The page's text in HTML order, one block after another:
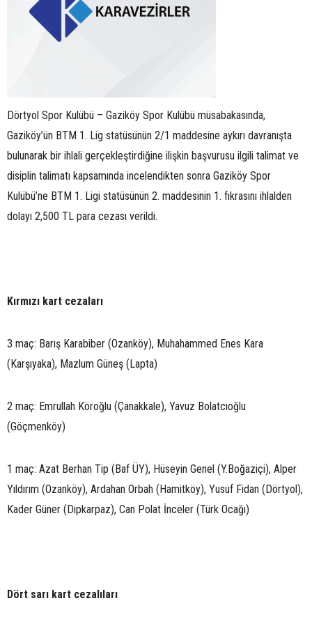
Dörtyol Spor Kulübü – Gaziköy Spor Kulübü müsabakasında,
Gaziköy’ün BTM 1. Lig statüsünün 2/1 maddesine aykırı davranışta
bulunarak bir ihlali gerçekleştirdiğine ilişkin başvurusu ilgili talimat ve
disiplin talimatı kapsamında incelendikten sonra Gaziköy Spor
Kulübü’ne BTM 1. Ligi statüsünün 2. maddesinin 1. fıkrasını ihlalden
dolayı 2,500 TL para cezası verildi.
Kırmızı kart cezaları
3 maç: Barış Karabiber (Ozanköy), Muhahammed Enes Kara
(Karşıyaka), Mazlum Güneş (Lapta)
2 maç: Emrullah Köroğlu (Çanakkale), Yavuz Bolatcıoğlu
(Göçmenköy)
1 maç: Azat Berhan Tip (Baf ÜY), Hüseyin Genel (Y.Boğaziçi), Alper
Yıldırım (Ozanköy), Ardahan Orbah (Hamitköy), Yusuf Fidan (Dörtyol),
Kader Güner (Dipkarpaz), Can Polat İnceler (Türk Ocağı)
Dört sarı kart cezalıları